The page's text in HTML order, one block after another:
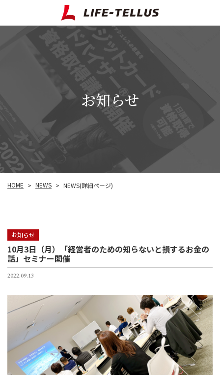
お知らせ
HOME > NEWS > NEWS(詳細ページ)
お知らせ
10月3日（月）「経営者のための知らないと損するお金の
話」セミナー開催
2022.09.13